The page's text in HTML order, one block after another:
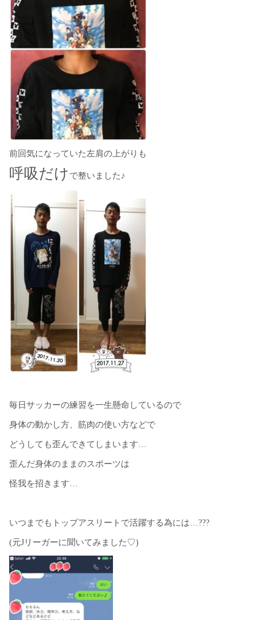
前回気になっていた左肩の上がりも
呼吸だけ で整いました♪
毎日サッカーの練習を一生懸命しているので
身体の動かし方、筋肉の使い方などで
どうしても歪んできてしまいます…
歪んだ身体のままのスポーツは
怪我を招きます…
いつまでもトップアスリートで活躍する為には…???
(元Jリーガーに聞いてみました♡)